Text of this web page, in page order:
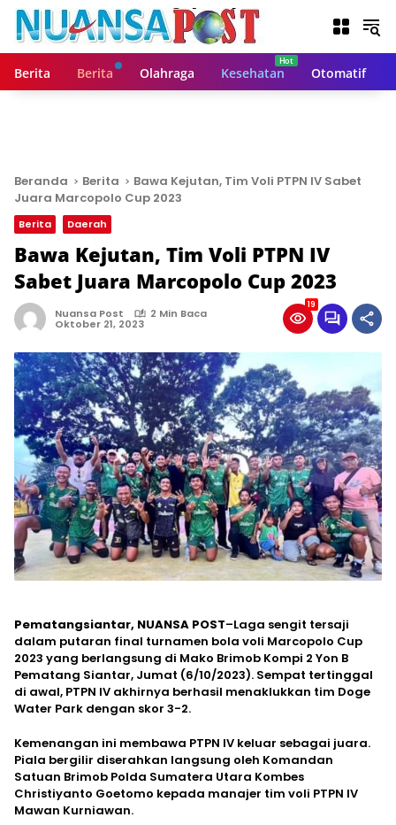
Berita Berita Olahraga Kesehatan Otomatif
Beranda Berita
Bawa Kejutan, Tim Voli PTPN IV Sabet
Juara Marcopolo Cup 2023
Berita Daerah
Bawa Kejutan, Tim Voli PTPN IV
Sabet Juara Marcopolo Cup 2023
Nuansa Post 2 Min Baca
Oktober 21, 2023
19
Pematangsiantar, NUANSA POST–Laga sengit tersaji
dalam putaran final turnamen bola voli Marcopolo Cup
2023 yang berlangsung di Mako Brimob Kompi 2 Yon B
Pematang Siantar, Jumat (6/10/2023). Sempat tertinggal
di awal, PTPN IV akhirnya berhasil menaklukkan tim Doge
Water Park dengan skor 3-2.
Kemenangan ini membawa PTPN IV keluar sebagai juara.
Piala bergilir diserahkan langsung oleh Komandan
Satuan Brimob Polda Sumatera Utara Kombes
Christiyanto Goetomo kepada manajer tim voli PTPN IV
Mawan Kurniawan.